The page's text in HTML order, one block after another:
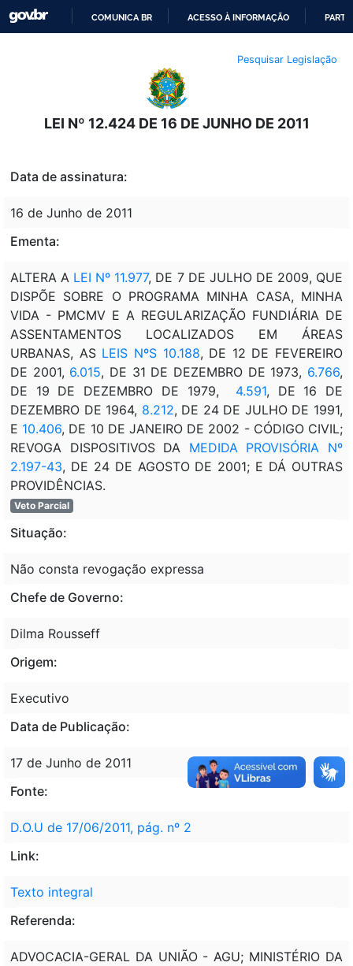
O
CONTEÚDO
COMUNICA BR ACESSO À INFORMAÇÃO
Pesquisar Legislação
LEI Nº 12.424 DE 16 DE JUNHO DE 2011
Data de assinatura:
16 de Junho de 2011
Ementa:
ALTERA A LEI Nº 11.977, DE 7 DE JULHO DE 2009, QUE
DISPÕE SOBRE O PROGRAMA MINHA CASA, MINHA
VIDA - PMCMV E A REGULARIZAÇÃO FUNDIÁRIA DE
ASSENTAMENTOS LOCALIZADOS EM ÁREAS
URBANAS, AS LEIS NºS 10.188, DE 12 DE FEVEREIRO
DE 2001, 6.015, DE 31 DE DEZEMBRO DE 1973, 6.766,
DE 19 DE DEZEMBRO DE 1979, 4.591, DE 16 DE
DEZEMBRO DE 1964, 8.212, DE 24 DE JULHO DE 1991,
E 10.406, DE 10 DE JANEIRO DE 2002 - CÓDIGO CIVIL;
REVOGA DISPOSITIVOS DA MEDIDA PROVISÓRIA Nº
2.197-43, DE 24 DE AGOSTO DE 2001; E DÁ OUTRAS
PROVIDÊNCIAS.
Veto Parcial
Situação:
Não consta revogação expressa
Chefe de Governo:
Dilma Rousseff
Origem:
Executivo
Data de Publicação:
17 de Junho de 2011
Fonte:
D.O.U de 17/06/2011, pág. nº 2
Link:
Texto integral
Referenda:
ADVOCACIA-GERAL DA UNIÃO - AGU; MINISTÉRIO DA